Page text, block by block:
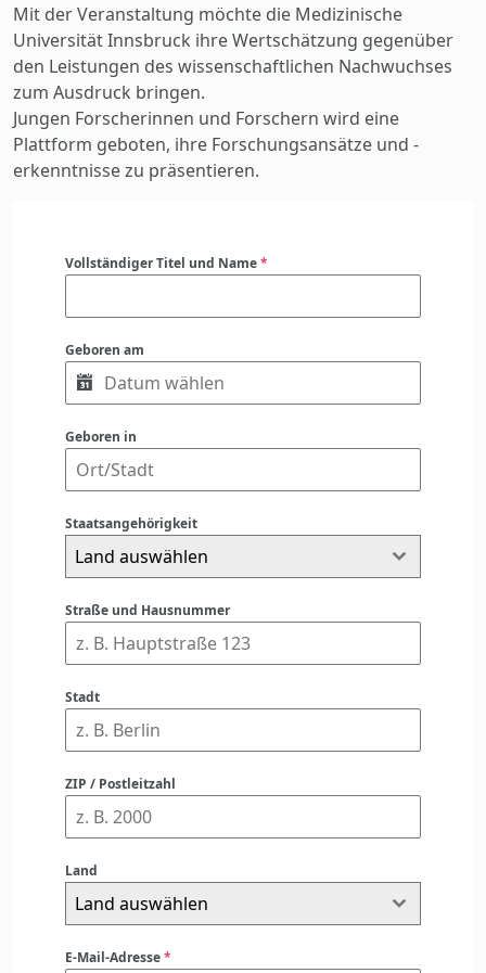
Mit der Veranstaltung möchte die Medizinische
Universität Innsbruck ihre Wertschätzung gegenüber
den Leistungen des wissenschaftlichen Nachwuchses
zum Ausdruck bringen.
Jungen Forscherinnen und Forschern wird eine
Plattform geboten, ihre Forschungsansätze und -
erkenntnisse zu präsentieren.
Vollständiger Titel und Name*
Geboren am
Geboren in
Staatsangehörigkeit
Land auswählen
Straße und Hausnummer
Stadt
ZIP / Postleitzahl
Land
Land auswählen
E-Mail-Adresse*